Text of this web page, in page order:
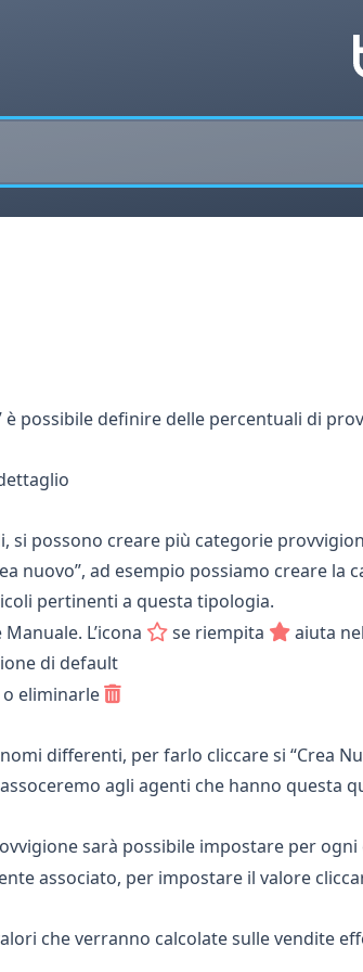
è possibile definire delle percentuali di
si possono creare più categorie
nuovo”, ad esempio possiamo creare la
pertinenti a questa tipologia.
L’icona
se riempita
aiuta
di default
o eliminarle
differenti, per farlo cliccare si “Crea
agli agenti che hanno questa
sarà possibile impostare per
associato, per impostare il valore
che verranno calcolate sulle vendite